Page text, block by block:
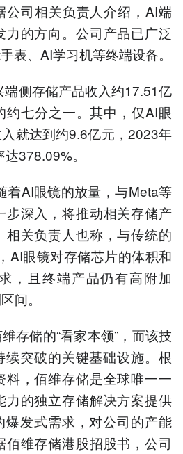
公司相关负责人介绍，AI端
的方向。公司产品已广泛
表、AI学习机等终端设备。
侧存储产品收入约17.51亿
约七分之一。其中，仅AI眼
就达到约9.6亿元，2023年
378.09%。
着AI眼镜的放量，与Meta等
步深入，将推动相关存储产
相关负责人也称，与传统的
AI眼镜对存储芯片的体积和
，且终端产品仍有高附加
间。
存储的“看家本领”，而该技
突破的关键基础设施。根
料，佰维存储是全球唯一一
力的独立存储解决方案提供
发式需求，对公司的产能
维存储港股招股书，公司